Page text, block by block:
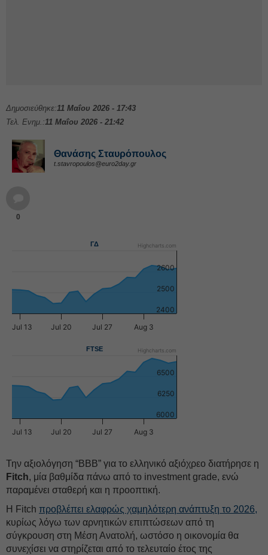
Δημοσιεύθηκε:11 Μαΐου 2026 - 17:43
Τελ. Ενημ.:11 Μαΐου 2026 - 21:42
Θανάσης Σταυρόπουλος
t.stavropoulos@euro2day.gr
0
ΓΔ
Jul 13 Jul 20 Jul 27 Aug 3
2400
2500
2600
Highcharts.com
FTSE
Jul 13 Jul 20 Jul 27 Aug 3
6000
6250
6500
Highcharts.com
Την αξιολόγηση “BBB” για το ελληνικό αξιόχρεο διατήρησε η
Fitch, μία βαθμίδα πάνω από το investment grade, ενώ
παραμένει σταθερή και η προοπτική.
Η Fitch προβλέπει ελαφρώς χαμηλότερη ανάπτυξη το 2026,
κυρίως λόγω των αρνητικών επιπτώσεων από τη
σύγκρουση στη Μέση Ανατολή, ωστόσο η οικονομία θα
συνεχίσει να στηρίζεται από το τελευταίο έτος της